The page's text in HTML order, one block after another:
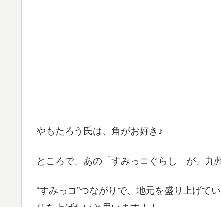
やもたろう氏は、角がお好き♪
ところで、あの「すみっコぐらし」が、
“すみっコ”つながりで、地元を盛り上げて